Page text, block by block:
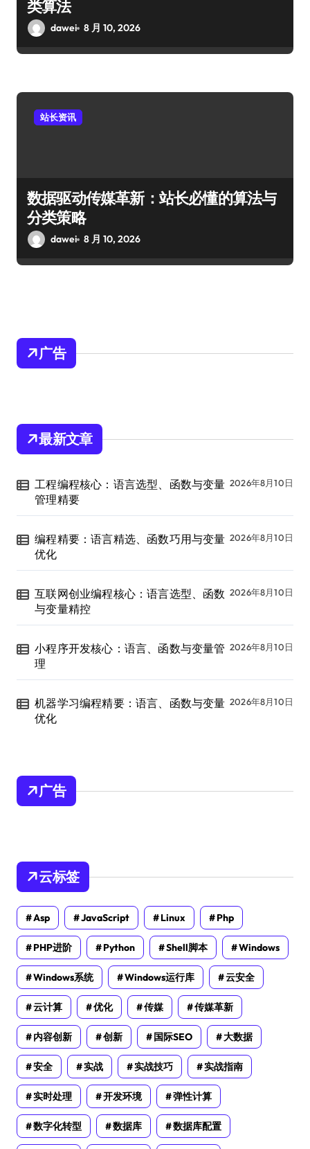
类算法
dawei 8 月 10, 2026
站长资讯
数据驱动传媒革新：站长必懂的算法与
分类策略
dawei 8 月 10, 2026
广告
最新文章
工程编程核心：语言选型、函数与变量
管理精要
2026年8月10日
编程精要：语言精选、函数巧用与变量
优化
2026年8月10日
互联网创业编程核心：语言选型、函数
与变量精控
2026年8月10日
小程序开发核心：语言、函数与变量管
理
2026年8月10日
机器学习编程精要：语言、函数与变量
优化
2026年8月10日
广告
云标签
Asp JavaScript Linux Php
PHP进阶 Python Shell脚本 Windows
Windows系统 Windows运行库 云安全
云计算 优化 传媒 传媒革新
内容创新 创新 国际SEO 大数据
安全 实战 实战技巧 实战指南
实时处理 开发环境 弹性计算
数字化转型 数据库 数据库配置